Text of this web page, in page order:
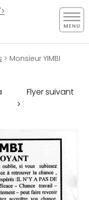
> Monsieur YIMBI
Flyer suivant
>